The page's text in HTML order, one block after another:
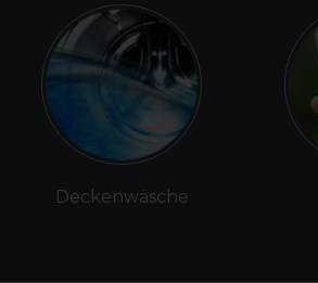
Deckenwäsche